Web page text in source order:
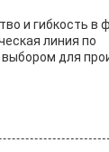
и гибкость в
линия по
для